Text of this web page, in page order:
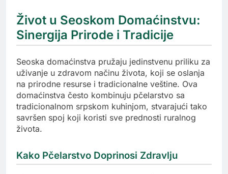
Život u Seoskom Domaćinstvu:
Sinergija Prirode i Tradicije
Seoska domaćinstva pružaju jedinstvenu priliku za
uživanje u zdravom načinu života, koji se oslanja
na prirodne resurse i tradicionalne veštine. Ova
domaćinstva često kombinuju pčelarstvo sa
tradicionalnom srpskom kuhinjom, stvarajući tako
savršen spoj koji koristi sve prednosti ruralnog
života.
Kako Pčelarstvo Doprinosi Zdravlju